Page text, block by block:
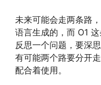
未来可能会走两条路
语言生成的，而 O1
反思一个问题，要深
有可能两个路要分开
配合着使用。